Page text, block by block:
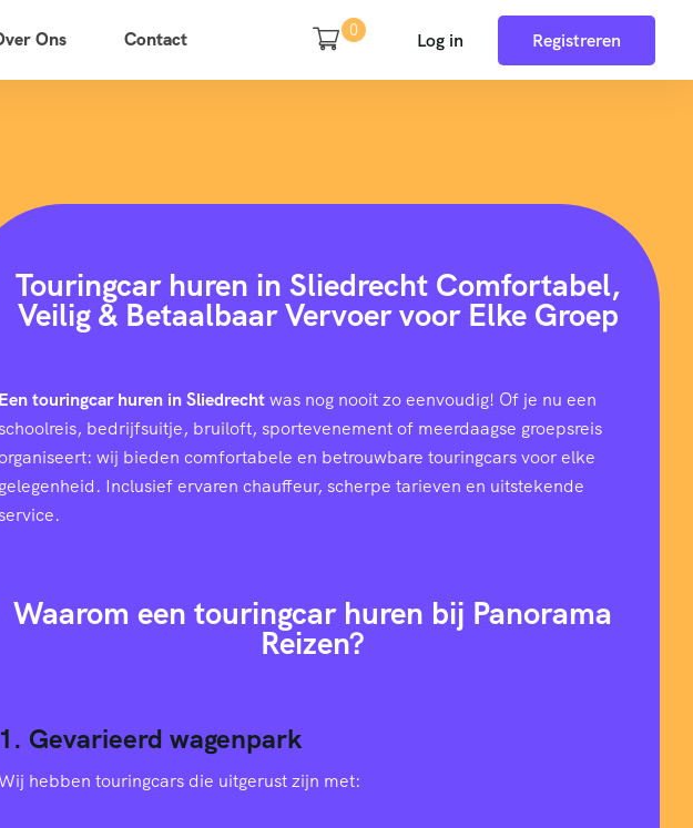
Ons Contact 0 Log in Registreren
Touringcar huren in Sliedrecht Comfortabel,
Veilig & Betaalbaar Vervoer voor Elke Groep
Een touringcar huren in Sliedrechtwas nog nooit zo eenvoudig! Of je nu een
bedrijfsuitje, bruiloft, sportevenement of meerdaagse groepsreis
wij bieden comfortabele en betrouwbare touringcars voor elke
gelegenheid. Inclusief ervaren chauffeur, scherpe tarieven en uitstekende
Waarom een touringcar huren bij Panorama
Reizen?
1. Gevarieerd wagenpark
hebben touringcars die uitgerust zijn met: